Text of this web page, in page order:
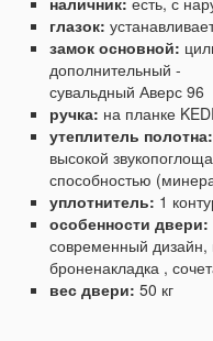
глазок:
замок основной:
дополнительный -
сувальдный Аверс 96
ручка: на планке
утеплитель полотна:
высокой
способностью
уплотнитель: 1
особенности двери:
современный
броненакладка ,
вес двери: 50 кг